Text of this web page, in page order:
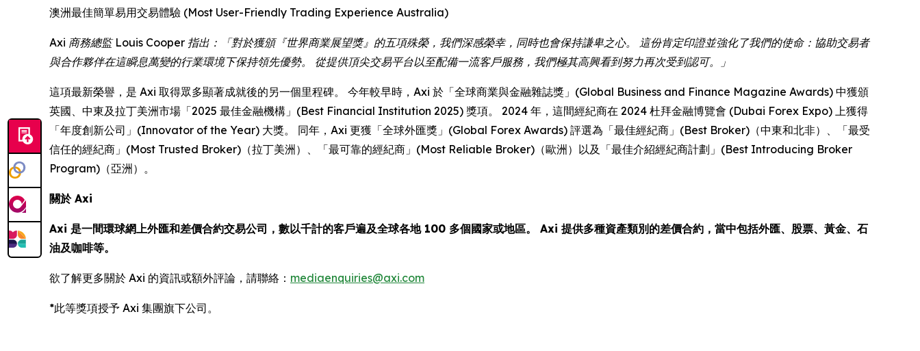
澳洲最佳簡單易用交易體驗 (Most User-Friendly Trading Experience Australia)
Axi 商務總監 Louis Cooper 指出：「對於獲頒『世界商業展望獎』的五項殊榮，我們深感榮幸，同時也會保持謙卑之心。 這份肯定印證並強化了我們的使命：協助交易者
與合作夥伴在這瞬息萬變的行業環境下保持領先優勢。 從提供頂尖交易平台以至配備一流客戶服務，我們極其高興看到努力再次受到認可。」
這項最新榮譽，是 Axi 取得眾多顯著成就後的另一個里程碑。 今年較早時，Axi 於「全球商業與金融雜誌獎」(Global Business and Finance Magazine Awards) 中獲頒
英國、中東及拉丁美洲市場「2025 最佳金融機構」(Best Financial Institution 2025) 獎項。 2024 年，這間經紀商在 2024 杜拜金融博覽會 (Dubai Forex Expo) 上獲得
「年度創新公司」(Innovator of the Year) 大獎。 同年，Axi 更獲「全球外匯獎」(Global Forex Awards) 評選為「最佳經紀商」(Best Broker)（中東和北非）、「最受
信任的經紀商」(Most Trusted Broker)（拉丁美洲）、「最可靠的經紀商」(Most Reliable Broker)（歐洲）以及「最佳介紹經紀商計劃」(Best Introducing Broker
Program)（亞洲）。
關於 Axi
Axi 是一間環球網上外匯和差價合約交易公司，數以千計的客戶遍及全球各地 100 多個國家或地區。 Axi 提供多種資產類別的差價合約，當中包括外匯、股票、黃金、石
油及咖啡等。
欲了解更多關於 Axi 的資訊或額外評論，請聯絡： mediaenquiries@axi.com
*此等獎項授予 Axi 集團旗下公司。